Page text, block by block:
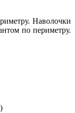
Наволочки
по периметру.